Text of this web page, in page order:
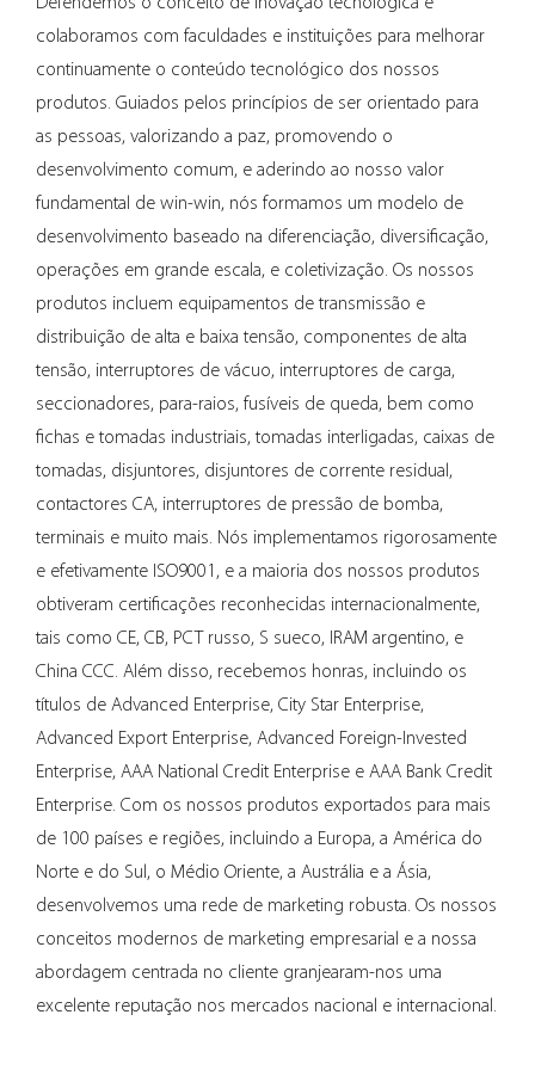
produtividade geral.
Durabilidade
Construído com materiais robustos, o soquete oculto
industrial é construído para suportar os rigores do uso
industrial. É resistente a poeira, umidade e temperaturas,
garantindo longevidade e confiabilidade.
Essa durabilidade reduz os custos de manutenção e o
econômica para as indústrias.
Principais argumentos de venda
Aplicações versáteis
O Soquete Oculto Industrial pode ser utilizado em
diversas aplicações, desde fábricas até espaços
comerciais. A sua adaptabilidade torna-o adequado para
diversos ambientes, atendendo às necessidades únicas
de diferentes setores.
Essa versatilidade é um ponto de venda significativo, pois
pode ser adaptada para se adequar a qualquer
configuração industrial.
Fácil instalação
Projetado para instalação simples, o soquete oculto
industrial pode ser rapidamente integrado em sistemas
elétricos existentes. Esta facilidade de instalação
economiza tempo e reduz custos de mão de obra,
tornando-o uma opção atraente para gestores
industriais.
Além disso, muitas vezes vem com guias de instalação
detalhados, garantindo um processo de configuração
tranquilo.
Apelo Estético
Ao contrário dos soquetes tradicionais, o soquete oculto
Defendemos o conceito de inovação tecnológica e
colaboramos com faculdades e instituições para melhorar
continuamente o conteúdo tecnológico dos nossos
produtos. Guiados pelos princípios de ser orientado para
as pessoas, valorizando a paz, promovendo o
desenvolvimento comum, e aderindo ao nosso valor
fundamental de win-win, nós formamos um modelo de
desenvolvimento baseado na diferenciação, diversificação,
operações em grande escala, e coletivização. Os nossos
produtos incluem equipamentos de transmissão e
distribuição de alta e baixa tensão, componentes de alta
tensão, interruptores de vácuo, interruptores de carga,
seccionadores, para-raios, fusíveis de queda, bem como
fichas e tomadas industriais, tomadas interligadas, caixas de
tomadas, disjuntores, disjuntores de corrente residual,
contactores CA, interruptores de pressão de bomba,
terminais e muito mais. Nós implementamos rigorosamente
e efetivamente ISO9001, e a maioria dos nossos produtos
obtiveram certificações reconhecidas internacionalmente,
tais como CE, CB, PCT russo, S sueco, IRAM argentino, e
China CCC. Além disso, recebemos honras, incluindo os
títulos de Advanced Enterprise, City Star Enterprise,
Advanced Export Enterprise, Advanced Foreign-Invested
Enterprise, AAA National Credit Enterprise e AAA Bank Credit
Enterprise. Com os nossos produtos exportados para mais
de 100 países e regiões, incluindo a Europa, a América do
Norte e do Sul, o Médio Oriente, a Austrália e a Ásia,
desenvolvemos uma rede de marketing robusta. Os nossos
conceitos modernos de marketing empresarial e a nossa
abordagem centrada no cliente granjearam-nos uma
excelente reputação nos mercados nacional e internacional.